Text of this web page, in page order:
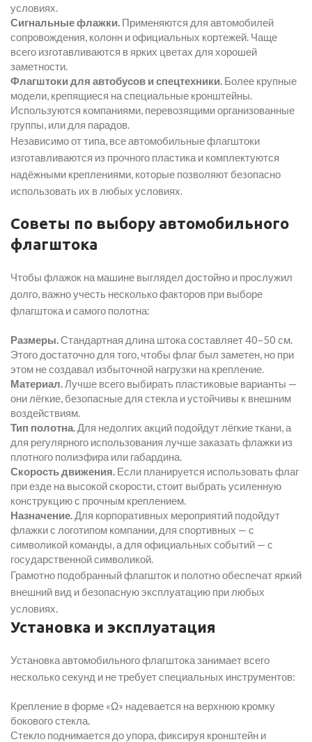
условиях.
Сигнальные флажки. Применяются для автомобилей
сопровождения, колонн и официальных кортежей. Чаще
всего изготавливаются в ярких цветах для хорошей
заметности.
Флагштоки для автобусов и спецтехники. Более крупные
модели, крепящиеся на специальные кронштейны.
Используются компаниями, перевозящими организованные
группы, или для парадов.
Независимо от типа, все автомобильные флагштоки
изготавливаются из прочного пластика и комплектуются
надёжными креплениями, которые позволяют безопасно
использовать их в любых условиях.
Советы по выбору автомобильного
флагштока
Чтобы флажок на машине выглядел достойно и прослужил
долго, важно учесть несколько факторов при выборе
флагштока и самого полотна:
Размеры. Стандартная длина штока составляет 40–50 см.
Этого достаточно для того, чтобы флаг был заметен, но при
этом не создавал избыточной нагрузки на крепление.
Материал. Лучше всего выбирать пластиковые варианты —
они лёгкие, безопасные для стекла и устойчивы к внешним
воздействиям.
Тип полотна. Для недолгих акций подойдут лёгкие ткани, а
для регулярного использования лучше заказать флажки из
плотного полиэфира или габардина.
Скорость движения. Если планируется использовать флаг
при езде на высокой скорости, стоит выбрать усиленную
конструкцию с прочным креплением.
Назначение. Для корпоративных мероприятий подойдут
флажки с логотипом компании, для спортивных — с
символикой команды, а для официальных событий — с
государственной символикой.
Грамотно подобранный флагшток и полотно обеспечат яркий
внешний вид и безопасную эксплуатацию при любых
условиях.
Установка и эксплуатация
Установка автомобильного флагштока занимает всего
несколько секунд и не требует специальных инструментов:
Крепление в форме «Ω» надевается на верхнюю кромку
бокового стекла.
Стекло поднимается до упора, фиксируя кронштейн и